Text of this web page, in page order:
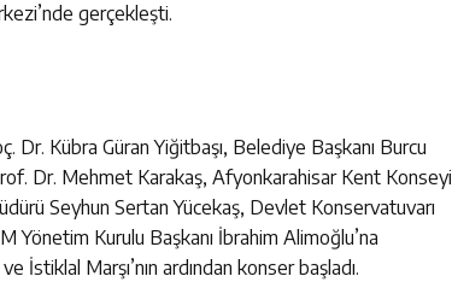
gerçekleşti.
Dr. Kübra Güran Yiğitbaşı, Belediye Başkanı Burcu
Dr. Mehmet Karakaş, Afyonkarahisar Kent Konseyi
Seyhun Sertan Yücekaş, Devlet Konservatuvarı
Yönetim Kurulu Başkanı İbrahim Alimoğlu’na
İstiklal Marşı’nın ardından konser başladı.